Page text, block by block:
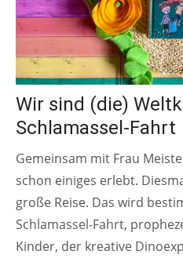
Wir sind (die)
Schlamassel-Fahrt
Gemeinsam mit Frau
schon einiges erlebt.
große Reise. Das wird
Schlamassel-Fahrt,
Kinder, der kreative